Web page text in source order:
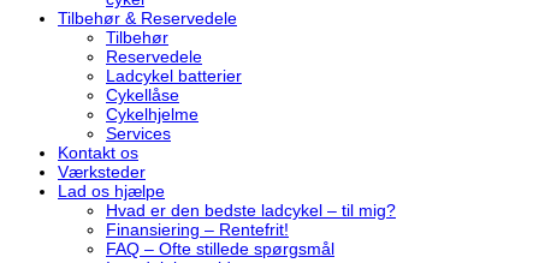
Tilbehør & Reservedele
Tilbehør
Reservedele
Ladcykel batterier
Cykellåse
Cykelhjelme
Services
Kontakt os
Værksteder
Lad os hjælpe
Hvad er den bedste ladcykel – til mig?
Finansiering – Rentefrit!
FAQ – Ofte stillede spørgsmål